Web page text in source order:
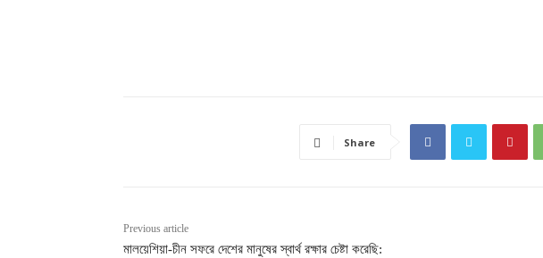
Share
Previous article
মালয়েশিয়া-চীন সফরে দেশের মানুষের স্বার্থ রক্ষার চেষ্টা করেছি: